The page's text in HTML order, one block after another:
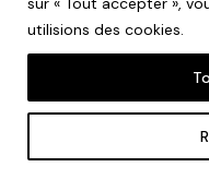
utilisions des cookies.